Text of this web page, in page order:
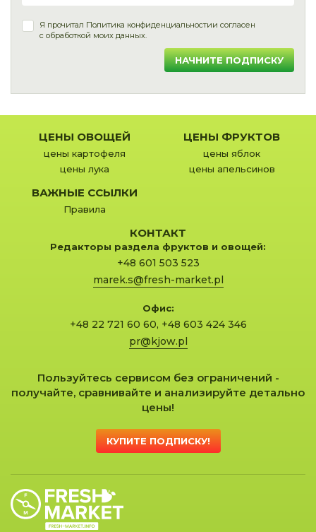
Я прочитал Политика конфиденциальностии согласен
с обработкой моих данных.
НАЧНИТЕ ПОДПИСКУ
ЦЕНЫ ОВОЩЕЙ
цены картофеля
цены лука
ЦЕНЫ ФРУКТОВ
цены яблок
цены апельсинов
ВАЖНЫЕ ССЫЛКИ
Правила
КОНТАКТ
Редакторы раздела фруктов и овощей:
+48 601 503 523
marek.s@fresh-market.pl
Офис:
+48 22 721 60 60, +48 603 424 346
pr@kjow.pl
Пользуйтесь сервисом без ограничений -
получайте, сравнивайте и анализируйте детально
цены!
КУПИТЕ ПОДПИСКУ!